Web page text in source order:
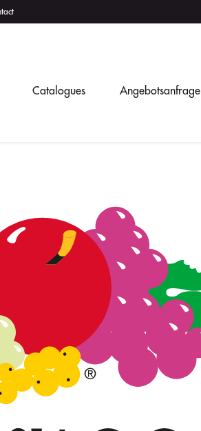
Catalogues Angebotsanfrage